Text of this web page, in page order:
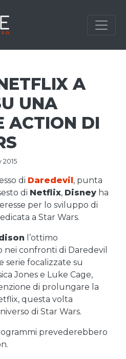
A
UNA
ACTION DI
2015
di Daredevil, punta
di Netflix, Disney ha
per lo sviluppo di
a Star Wars.
l’ottimo
confronti di Daredevil
serie focalizzate su
Jones e Luke Cage,
di prolungare la
questa volta
di Star Wars.
prevederebbero